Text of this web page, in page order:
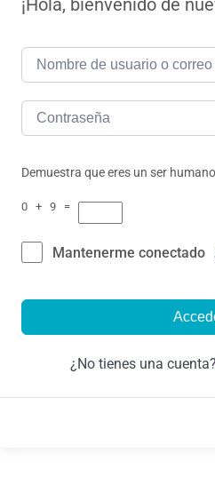
¡Hola, bienvenido de
Demuestra que eres un ser humano
0 + 9 =
Mantenerme conectado
¿No tienes una cuenta?